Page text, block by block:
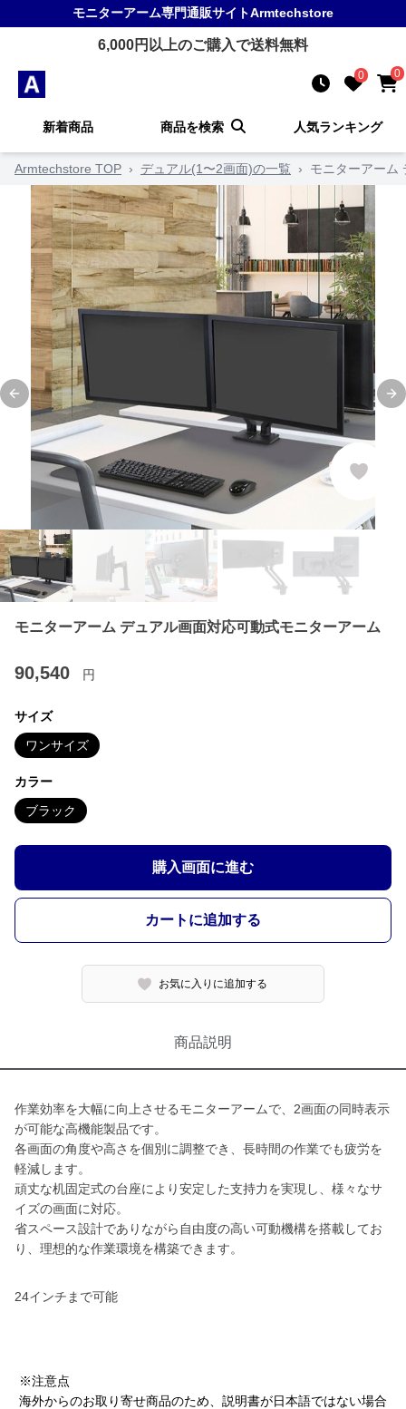
モニターアーム専門通販サイトArmtechstore
6,000円以上のご購入で送料無料
0 0
新着商品 商品を検索 人気ランキング
Armtechstore TOP › デュアル(1〜2画面)の一覧 › モニターアーム
Previous slide
モニターアーム デュアル画面対応可動式モニターアーム
90,540 円
サイズ
ワンサイズ
カラー
ブラック
購入画面に進む
カートに追加する
お気に入りに追加する
商品説明
作業効率を大幅に向上させるモニターアームで、2画面の同時表示
が可能な高機能製品です。
各画面の角度や高さを個別に調整でき、長時間の作業でも疲労を
軽減します。
頑丈な机固定式の台座により安定した支持力を実現し、様々なサ
イズの画面に対応。
省スペース設計でありながら自由度の高い可動機構を搭載してお
り、理想的な作業環境を構築できます。
24インチまで可能
※注意点
海外からのお取り寄せ商品のため、説明書が日本語ではない場合